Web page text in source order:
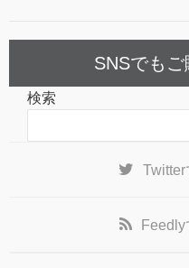
SNSでもご
検索
Twitter
Feedly